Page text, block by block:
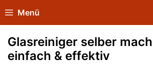
Inhalt
Menü
Glasreiniger selber
einfach & effektiv